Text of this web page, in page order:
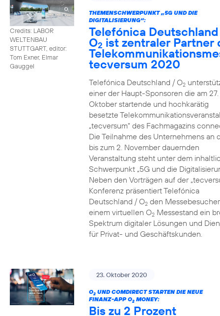
Credits: LABOR
WELTENBAU
STUTTGART, editor:
Tom Exner, Elmar
Gauggel
THEMENSCHWERPUNKT „5G UND DIE
DIGITALISIERUNG“:
Telefónica
O2 ist zentraler Partner
tecversum 2020
Telefónica Deutschland / O2
einer der Haupt-Sponsoren die am 27.
Oktober startende und hochkarätig
besetzte
„tecversum“ des Fachmagazins
Die Teilnahme des Unternehmens an
bis zum 2. November dauernden
Veranstaltung steht unter dem
Schwerpunkt „5G und die
Neben den Vorträgen auf der
Konferenz präsentiert Telefónica
Deutschland / O2den
einem virtuellen O2Messestand ein
Spektrum digitaler Lösungen und
für Privat- und Geschäftskunden.
23. Oktober 2020
O2UND COMDIRECT STARTEN DIE NEUE
FINANZ-APP O2MONEY:
Bis zu 2 Prozent